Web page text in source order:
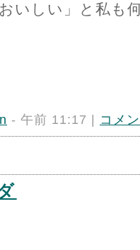
いしい」と私も
- 午前 11:17 | コメ